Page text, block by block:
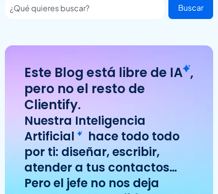
Buscar
Este Blog está libre de IA ,
pero no el resto de
Clientify.
Nuestra Inteligencia
Artificial
hace todo todo
por ti: diseñar, escribir,
atender a tus contactos…
Pero el jefe no nos deja